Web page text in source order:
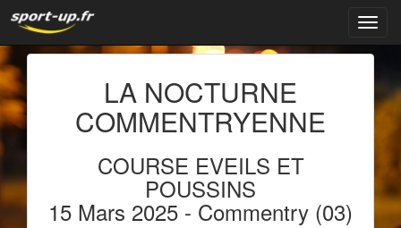
LA NOCTURNE
COMMENTRYENNE
COURSE EVEILS ET
POUSSINS
15 Mars 2025 - Commentry (03)